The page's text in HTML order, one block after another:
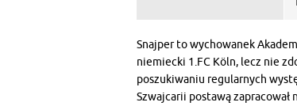
Snajper to wychowanek
niemiecki 1.FC Köln, lecz nie
poszukiwaniu regularnych
Szwajcarii postawą zapracował